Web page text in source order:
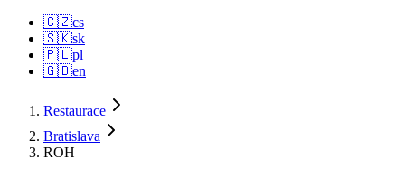
🇨🇿cs
🇸🇰sk
🇵🇱pl
🇬🇧en
Restaurace
Bratislava
ROH